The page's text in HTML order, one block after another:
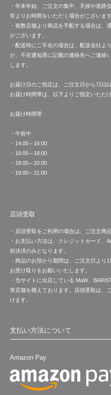
・年末年始、ご注文の集中、天候や道路
常よりお時間をいただく場合がございま
・複数店舗より商品を手配する場合は、
がございます。
・配送時にご不在の場合は、配送会社よ
が、不在通知票に記載の連絡先へご連絡
します。
お届け日のご指定は、ご注文日から7日以
お届け時間帯は、以下よりご指定いただけ
お届け時間帯
・午前中
・14:00～16:00
・16:00～18:00
・18:00～20:00
・19:00～21:00
店頭受取
・店頭受取をご利用の場合は、ご注文商
・お支払い方法は、クレジットカード、
前決済のみとなります。
・商品のお預かり期間は、ご注文日より
お受け取りをお願いいたします。
・当サイトに出店している MaW、
実店舗を構えております。店頭受取は、
けます。
支払い方法について
Amazon Pay